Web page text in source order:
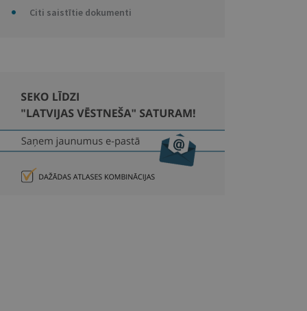
Citi saistītie dokumenti